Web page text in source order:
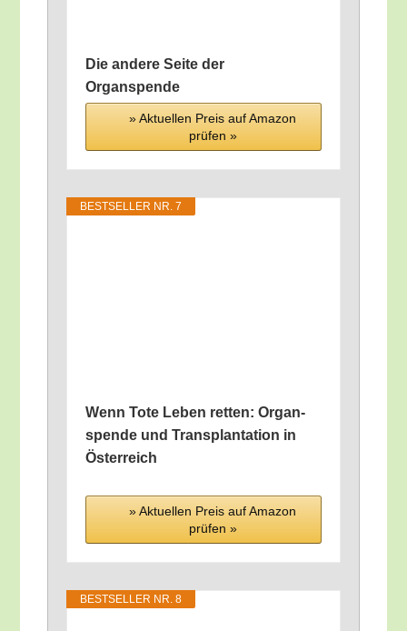
Die ande­re Sei­te der
Organspende
» Aktu­el­len Preis auf Ama­zon
prü­fen »
BEST­SEL­LER NR. 7
Wenn Tote Leben ret­ten: Organ­
spen­de und Trans­plan­ta­ti­on in
Österreich
» Aktu­el­len Preis auf Ama­zon
prü­fen »
BEST­SEL­LER NR. 8